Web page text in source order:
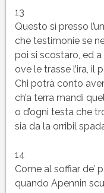
13
Questo sì presso
che testimonie se
poi si scostaro, ed a
ove le trasse l’ira, il
Chi potrà conto
ch’a terra mandi
o d’ogni testa che
sia da la orribil
14
Come al soffiar de’
quando Apennin